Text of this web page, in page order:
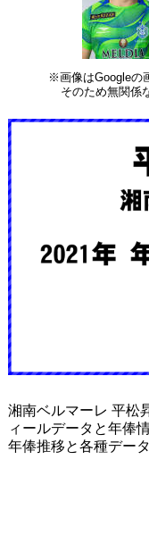
※画像はGoogleの
そのため無関係
湘南ベルマーレ 平松
ィールデータと年俸
年俸推移と各種デー